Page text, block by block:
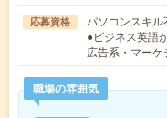
応募資格
パソコンスキル
●ビジネス英語
広告系・マーケ
職場の雰囲気